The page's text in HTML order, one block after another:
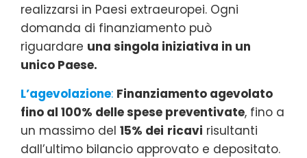
realizzarsi in Paesi extraeuropei. Ogni
domanda di finanziamento può
riguardare una singola iniziativa in un
unico Paese.
L’agevolazione: Finanziamento agevolato
fino al 100% delle spese preventivate, fino a
un massimo del 15% dei ricavi risultanti
dall’ultimo bilancio approvato e depositato.